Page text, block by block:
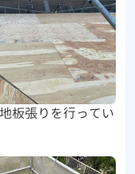
板張りを行ってい